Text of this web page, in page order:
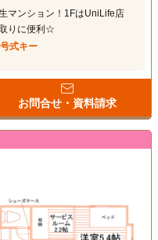
マンション！1FはUniLife店
りに便利☆
式キー
お問合せ・資料請求